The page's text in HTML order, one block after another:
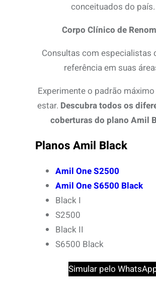
conceituados do país.
Corpo Clínico de
Consultas com especialistas
referência em suas
Experimente o padrão
estar. Descubra todos os
coberturas do plano Amil
Planos Amil Black
Amil One S2500
Amil One S6500 Black
Black I
S2500
Black II
S6500 Black
Simular pelo